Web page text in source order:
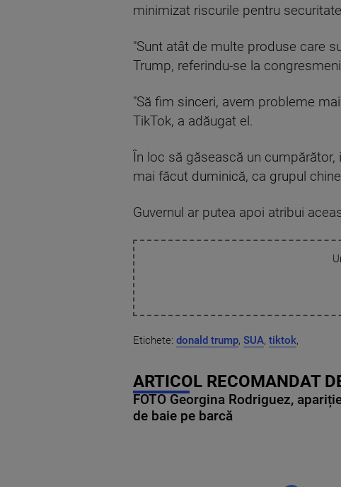
minimizat riscurile pentru
"Sunt atât de multe produse care
Trump, referindu-se la
"Să fim sinceri, avem probleme
TikTok, a adăugat el.
În loc să găsească un
mai făcut duminică, ca grupul
Guvernul ar putea apoi atribui
Etichete: donald trump, SUA, tiktok,
ARTICOL RECOMANDAT
FOTO Georgina Rodriguez,
de baie pe barcă